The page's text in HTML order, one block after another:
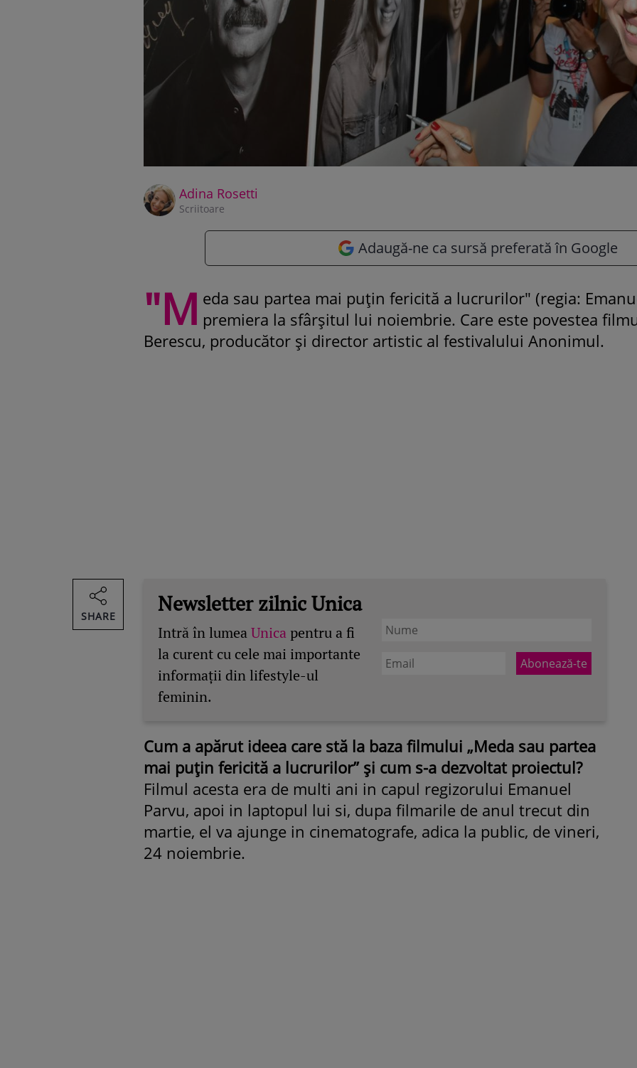
Adina Rosetti
Scriitoare
Adaugă-ne ca sursă preferată în Google
"M eda sau partea mai puțin fericită a lucrurilor" (regia:
premiera la sfârșitul lui noiembrie. Care este povestea
Berescu, producător și director artistic al festivalului Anonimul.
Newsletter zilnic Unica
Intră în lumeaUnica pentru a fi
la curent cu cele mai importante
informații din lifestyle-ul
feminin.
Cum a apărut ideea care stă la baza filmului „Meda sau partea
mai puţin fericită a lucrurilor” şi cum s-a dezvoltat proiectul?
Filmul acesta era de multi ani in capul regizorului Emanuel
Parvu, apoi in laptopul lui si, dupa filmarile de anul trecut din
martie, el va ajunge in cinematografe, adica la public, de vineri,
24 noiembrie.
SHARE
ROMÂNEŞTI VEDETE